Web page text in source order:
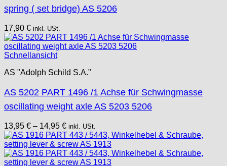
spring ( set bridge) AS 5206
17,90 € inkl. USt.
Schnellansicht
AS "Adolph Schild S.A."
AS 5202 PART 1496 /1 Achse für Schwingmasse
oscillating weight axle AS 5203 5206
13,95 € – 14,95 € inkl. USt.